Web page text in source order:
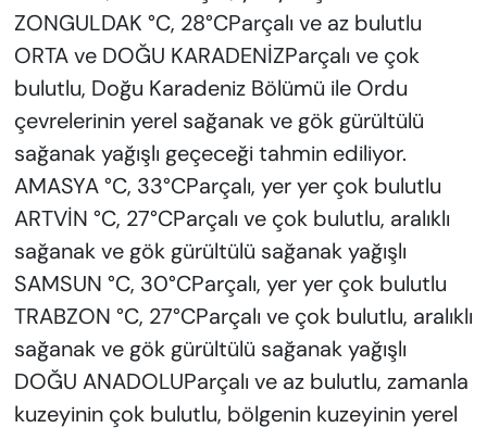
ZONGULDAK °C, 28°CParçalı ve az bulutlu
ORTA ve DOĞU KARADENİZParçalı ve çok
bulutlu, Doğu Karadeniz Bölümü ile Ordu
çevrelerinin yerel sağanak ve gök gürültülü
sağanak yağışlı geçeceği tahmin ediliyor.
AMASYA °C, 33°CParçalı, yer yer çok bulutlu
ARTVİN °C, 27°CParçalı ve çok bulutlu, aralıklı
sağanak ve gök gürültülü sağanak yağışlı
SAMSUN °C, 30°CParçalı, yer yer çok bulutlu
TRABZON °C, 27°CParçalı ve çok bulutlu, aralıklı
sağanak ve gök gürültülü sağanak yağışlı
DOĞU ANADOLUParçalı ve az bulutlu, zamanla
kuzeyinin çok bulutlu, bölgenin kuzeyinin yerel